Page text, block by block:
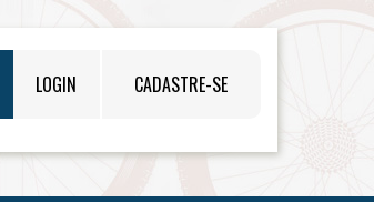
LOGIN CADASTRE-SE